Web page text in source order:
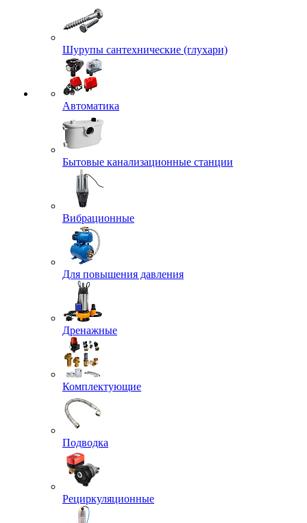
Шурупы сантехнические (глухари)
Автоматика
Бытовые канализационные станции
Вибрационные
Для повышения давления
Дренажные
Комплектующие
Подводка
Рециркуляционные